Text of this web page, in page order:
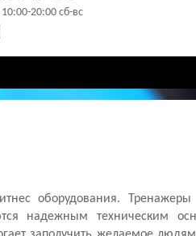
10:00-20:00 сб-вс
оборудования. Тренажеры
надежным техническим